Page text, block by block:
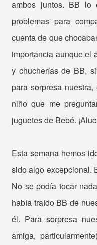
ambos juntos. BB lo
problemas para
cuenta de que
importancia aunque el
y chucherías de BB,
para sorpresa
niño que me
juguetes de Bebé.
Esta semana hemos
sido algo excepcional.
No se podía tocar
había traído BB de
él. Para sorpresa
amiga,